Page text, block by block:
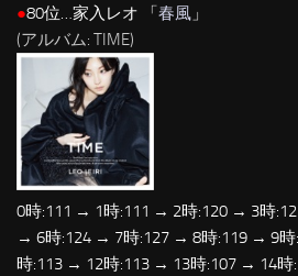
●80位…家入レオ 「 春風 」
(アルバム: TIME)
0時:111 → 1時:111 → 2時:120 → 3時
→ 6時:124 → 7時:127 → 8時:119 → 9
時:113 → 12時:113 → 13時:107 → 14